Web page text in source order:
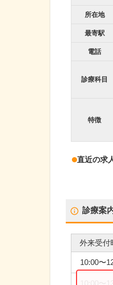
所在地
最寄駅
電話
診療科目
特徴
直近の求
診療案
外来受付
10:00〜